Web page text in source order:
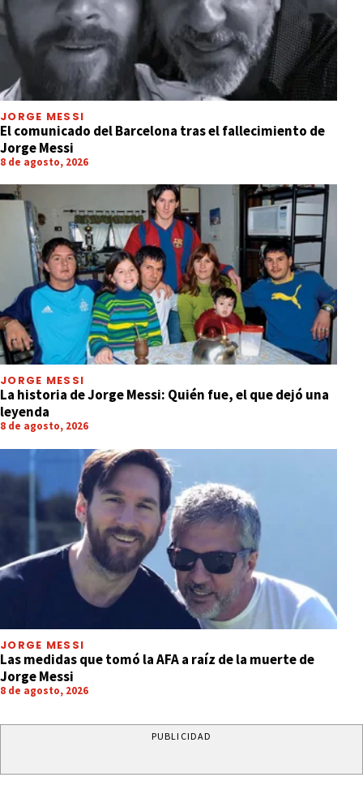
JORGE MESSI
El comunicado del Barcelona tras el fallecimiento de
Jorge Messi
8 de agosto, 2026
JORGE MESSI
La historia de Jorge Messi: Quién fue, el que dejó una
leyenda
8 de agosto, 2026
JORGE MESSI
Las medidas que tomó la AFA a raíz de la muerte de
Jorge Messi
8 de agosto, 2026
PUBLICIDAD